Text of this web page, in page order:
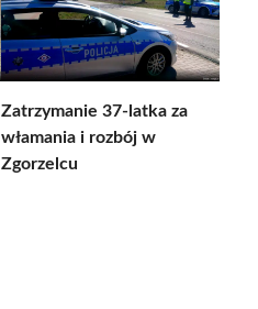
Zatrzymanie 37-latka za
włamania i rozbój w
Zgorzelcu